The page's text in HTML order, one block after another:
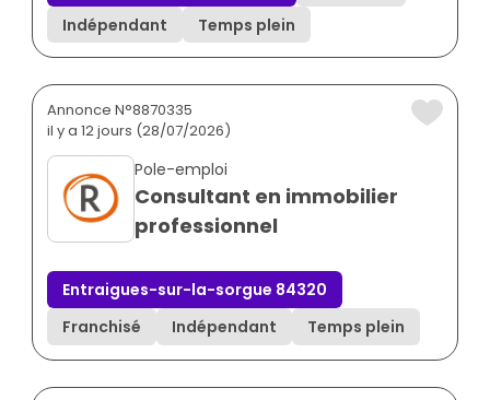
Indépendant
Temps plein
Annonce N°8870335
il y a 12 jours (28/07/2026)
Pole-emploi
Consultant en immobilier
professionnel
Entraigues-sur-la-sorgue 84320
Franchisé
Indépendant Temps plein